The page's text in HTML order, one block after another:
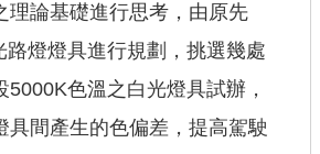
理論基礎進行思考，由原先
路燈燈具進行規劃，挑選幾處
5000K色溫之白光燈具試辦，
具間產生的色偏差，提高駕駛